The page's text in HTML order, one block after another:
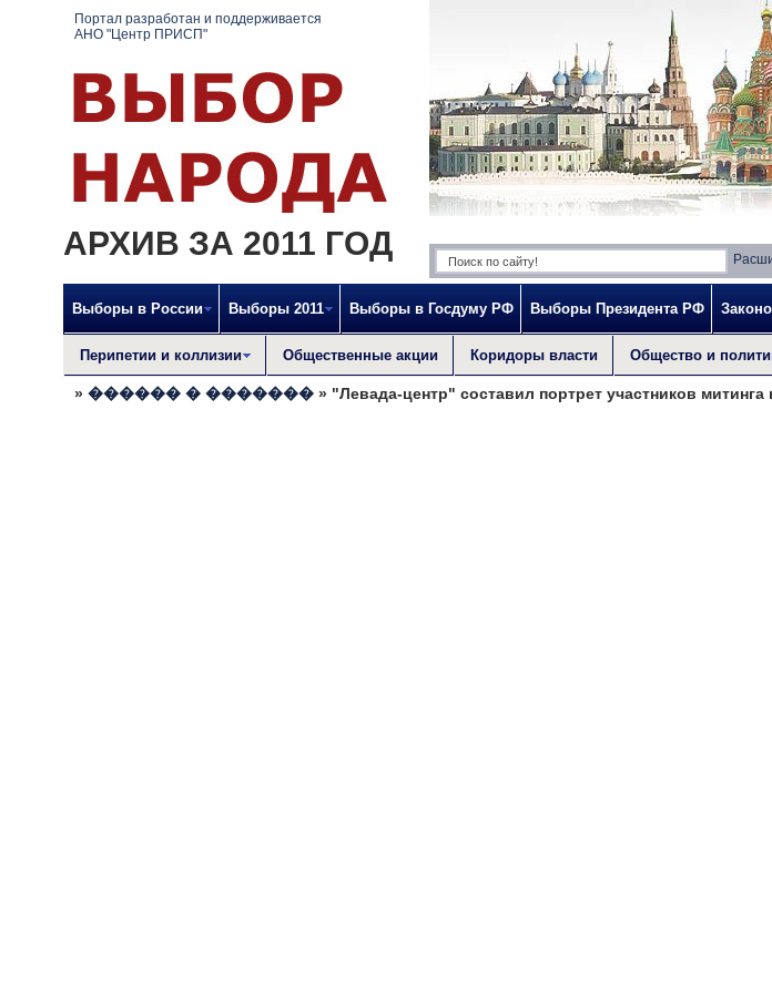
Портал разработан и поддерживается
АНО "Центр ПРИСП"
АРХИВ ЗА 2011 ГОД
Выборы в России Выборы 2011 Выборы в Госдуму РФ Выборы Президента РФ
Перипетии и коллизии Общественные акции Коридоры власти Общество и
» ������ � ������� » "Левада-центр" составил портрет участников митинга